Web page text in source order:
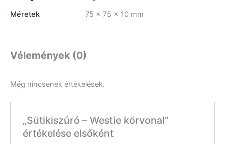
Méretek
75 × 75 × 10 mm
Vélemények (0)
Még nincsenek értékelések.
„Sütikiszúró – Westie körvonal”
értékelése elsőként